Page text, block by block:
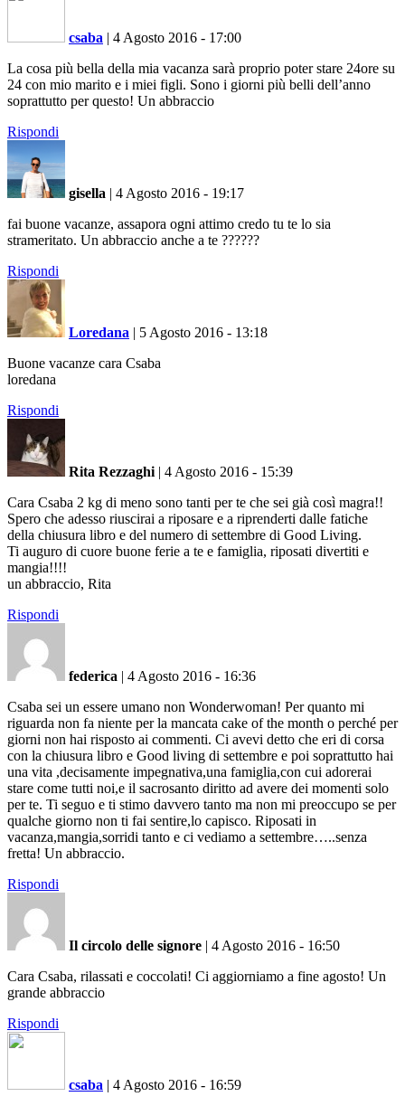
csaba | 4 Agosto 2016 - 17:00
La cosa più bella della mia vacanza sarà proprio poter stare 24ore su
24 con mio marito e i miei figli. Sono i giorni più belli dell’anno
soprattutto per questo! Un abbraccio
Rispondi
gisella | 4 Agosto 2016 - 19:17
fai buone vacanze, assapora ogni attimo credo tu te lo sia
strameritato. Un abbraccio anche a te ?‍?‍?‍???
Rispondi
Loredana | 5 Agosto 2016 - 13:18
Buone vacanze cara Csaba
loredana
Rispondi
Rita Rezzaghi | 4 Agosto 2016 - 15:39
Cara Csaba 2 kg di meno sono tanti per te che sei già così magra!!
Spero che adesso riuscirai a riposare e a riprenderti dalle fatiche
della chiusura libro e del numero di settembre di Good Living.
Ti auguro di cuore buone ferie a te e famiglia, riposati divertiti e
mangia!!!!
un abbraccio, Rita
Rispondi
federica | 4 Agosto 2016 - 16:36
Csaba sei un essere umano non Wonderwoman! Per quanto mi
riguarda non fa niente per la mancata cake of the month o perché per
giorni non hai risposto ai commenti. Ci avevi detto che eri di corsa
con la chiusura libro e Good living di settembre e poi soprattutto hai
una vita ,decisamente impegnativa,una famiglia,con cui adorerai
stare come tutti noi,e il sacrosanto diritto ad avere dei momenti solo
per te. Ti seguo e ti stimo davvero tanto ma non mi preoccupo se per
qualche giorno non ti fai sentire,lo capisco. Riposati in
vacanza,mangia,sorridi tanto e ci vediamo a settembre…..senza
fretta! Un abbraccio.
Rispondi
Il circolo delle signore | 4 Agosto 2016 - 16:50
Cara Csaba, rilassati e coccolati! Ci aggiorniamo a fine agosto! Un
grande abbraccio
Rispondi
csaba | 4 Agosto 2016 - 16:59